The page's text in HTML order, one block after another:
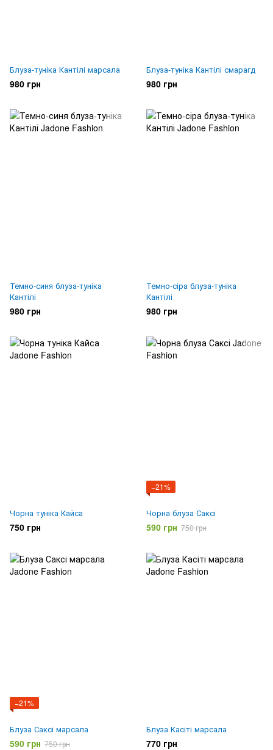
Блуза-туніка Кантілі марсала
980 грн
Блуза-туніка Кантілі смарагд
980 грн
Темно-синя блуза-туніка
Кантілі
980 грн
Темно-сіра блуза-туніка
Кантілі
980 грн
Чорна туніка Кайса
750 грн
−21%
Чорна блуза Саксі
590 грн 750 грн
−21%
Блуза Саксі марсала
590 грн 750 грн
Блуза Касіті марсала
770 грн